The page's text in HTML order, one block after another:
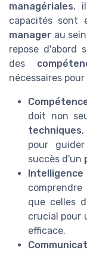
managériales,
capacités sont
manager au
repose d'abord
des
nécessaires
doit non
techniques,
pour
succès d'un
que celles
crucial pour
efficace.